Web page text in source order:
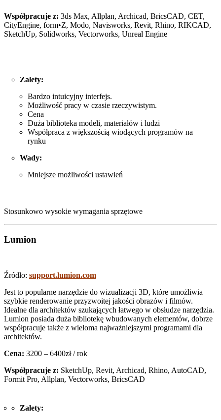
Współpracuje z: 3ds Max, Allplan, Archicad, BricsCAD, CET,
CityEngine, form•Z, Modo, Navisworks, Revit, Rhino, RIKCAD,
SketchUp, Solidworks, Vectorworks, Unreal Engine
Zalety:
Bardzo intuicyjny interfejs.
Możliwość pracy w czasie rzeczywistym.
Cena
Duża biblioteka modeli, materiałów i ludzi
Współpraca z większością wiodących programów na
rynku
Wady:
Mniejsze możliwości ustawień
Stosunkowo wysokie wymagania sprzętowe
Lumion
Źródło: support.lumion.com
Jest to popularne narzędzie do wizualizacji 3D, które umożliwia
szybkie renderowanie przyzwoitej jakości obrazów i filmów.
Idealne dla architektów szukających łatwego w obsłudze narzędzia.
Lumion posiada duża bibliotekę wbudowanych elementów, dobrze
współpracuje także z wieloma najważniejszymi programami dla
architektów.
Cena: 3200 – 6400zł / rok
Współpracuje z: SketchUp, Revit, Archicad, Rhino, AutoCAD,
Formit Pro, Allplan, Vectorworks, BricsCAD
Zalety: